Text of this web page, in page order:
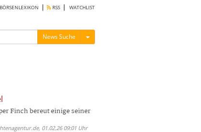
BÖRSENLEXIKON RSS WATCHLIST
News Suche Menü ein-/ausblenden
Finch bereut einige seiner
01.02.26 09:01 Uhr